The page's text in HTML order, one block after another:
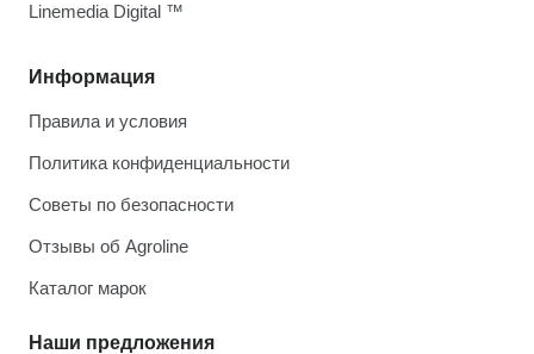
Информация
Правила и условия
Политика конфиденциальности
Советы по безопасности
Отзывы об Agroline
Каталог марок
Наши предложения
Linemedia Digital ™